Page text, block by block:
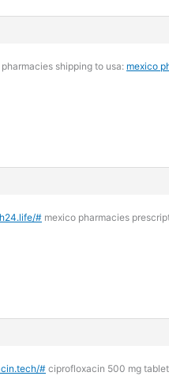
shipping to usa: mexico
# mexico pharmacies
# ciprofloxacin 500 mg